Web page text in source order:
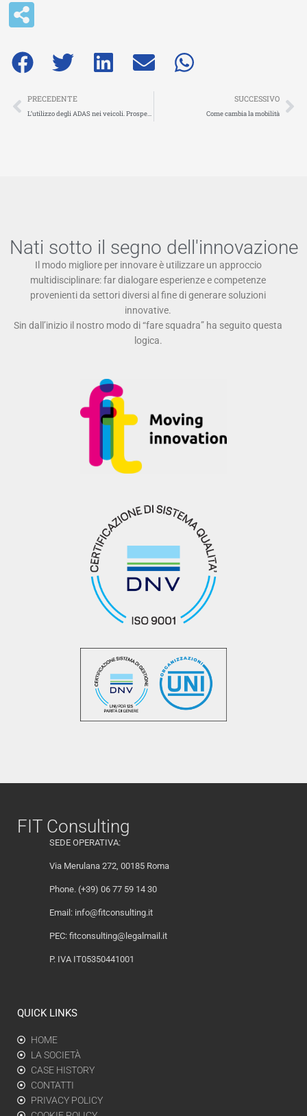
Precedente
PRECEDENTE
L’utilizzo degli ADAS nei veicoli. Prospettive per i nuovi veicoli ed opportunità – ANAS & PIARC 2022
SUCCESSIVO
Come cambia la mobilità
Nati sotto il segno dell'innovazione
Il modo migliore per innovare è utilizzare un approccio
multidisciplinare: far dialogare esperienze e competenze
provenienti da settori diversi al fine di generare soluzioni
innovative.
Sin dall’inizio il nostro modo di “fare squadra” ha seguito questa
logica.
FIT Consulting
SEDE OPERATIVA:
Via Merulana 272, 00185 Roma
Phone. (+39) 06 77 59 14 30
Email: info@fitconsulting.it
PEC: fitconsulting@legalmail.it
P. IVA IT05350441001
QUICK LINKS
HOME
LA SOCIETÀ
CASE HISTORY
CONTATTI
PRIVACY POLICY